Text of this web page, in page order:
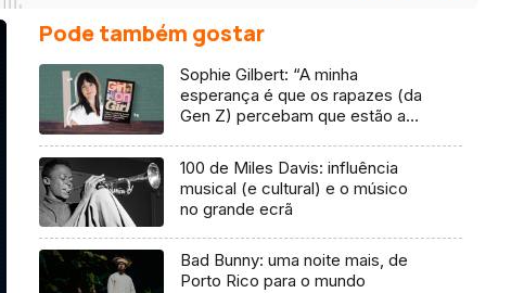
Pode também gostar
Sophie Gilbert: “A minha
esperança é que os rapazes (da
Gen Z) percebam que estão a
100 de Miles Davis: influência
musical (e cultural) e o músico
no grande ecrã
Bad Bunny: uma noite mais, de
Porto Rico para o mundo